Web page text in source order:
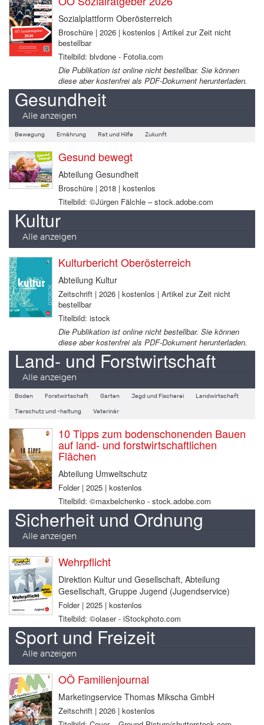
Sozialplattform Oberösterreich
Broschüre | 2026 | kostenlos | Artikel zur Zeit nicht
bestellbar
Titelbild: blvdone - Fotolia.com
Die Publikation ist online nicht bestellbar. Sie können
diese aber kostenfrei als PDF-Dokument herunterladen.
Gesundheit
Alle anzeigen
Bewegung Ernährung Rat und Hilfe Zukunft
Gesund bewegt
Abteilung Gesundheit
Broschüre | 2018 | kostenlos
Titelbild: ©Jürgen Fälchle – stock.adobe.com
Kultur
Alle anzeigen
Kulturbericht Oberösterreich
Abteilung Kultur
Zeitschrift | 2026 | kostenlos | Artikel zur Zeit nicht
bestellbar
Titelbild: istock
Die Publikation ist online nicht bestellbar. Sie können
diese aber kostenfrei als PDF-Dokument herunterladen.
Land- und Forstwirtschaft
Alle anzeigen
Boden Forstwirtschaft Garten Jagd und Fischerei Landwirtschaft
Tierschutz und -haltung Veterinär
10 Tipps zum bodenschonenden Bauen
auf land- und forstwirtschaftlichen
Flächen
Abteilung Umweltschutz
Folder | 2025 | kostenlos
Titelbild: ©maxbelchenko - stock.adobe.com
Sicherheit und Ordnung
Alle anzeigen
Wehrpflicht
Direktion Kultur und Gesellschaft, Abteilung
Gesellschaft, Gruppe Jugend (Jugendservice)
Folder | 2025 | kostenlos
Titelbild: ©olaser - iStockphoto.com
Sport und Freizeit
Alle anzeigen
OÖ Familienjournal
Marketingservice Thomas Mikscha GmbH
Zeitschrift | 2026 | kostenlos